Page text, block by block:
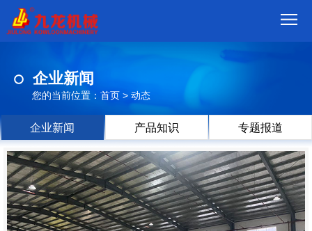
品
视
频
现
场
方
企业新闻
您的当前位置： 首页 > 动态
企业新闻 产品知识 专题报道